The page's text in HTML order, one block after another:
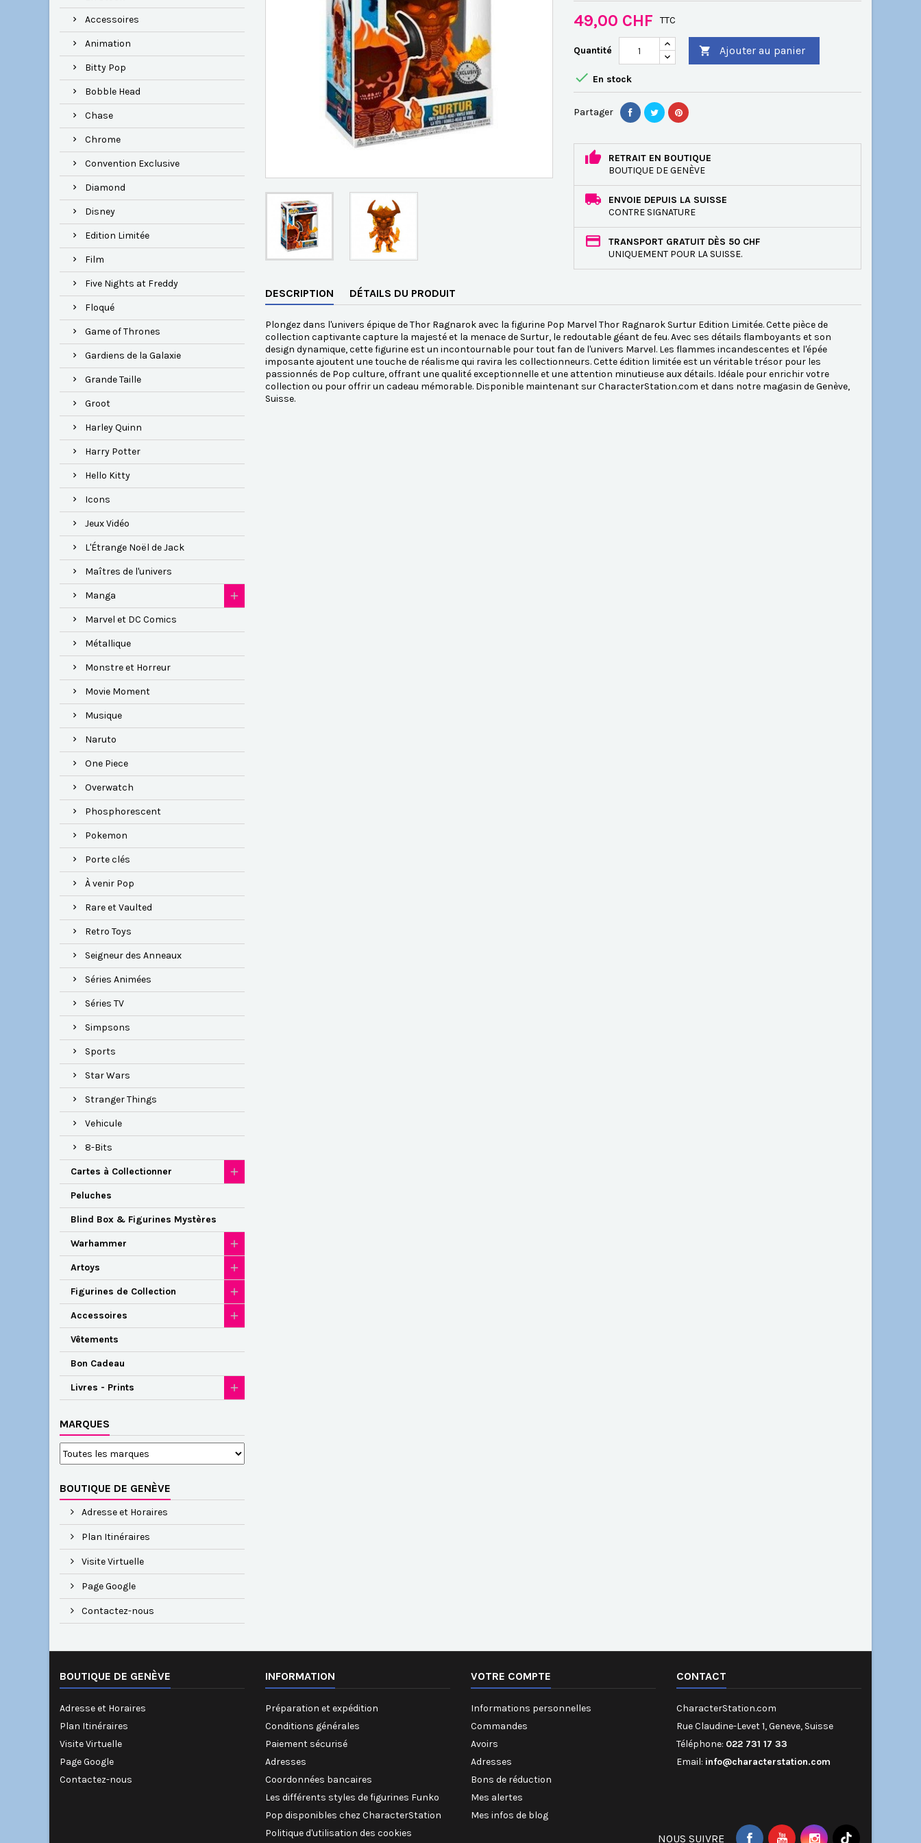
Accessoires
Animation
Bitty Pop
Bobble Head
Chase
Chrome
Convention Exclusive
Diamond
Disney
Edition Limitée
Film
Five Nights at Freddy
Floqué
Game of Thrones
Gardiens de la Galaxie
Grande Taille
Groot
Harley Quinn
Harry Potter
Hello Kitty
Icons
Jeux Vidéo
L'Étrange Noël de Jack
Maîtres de l'univers
Manga
Marvel et DC Comics
Métallique
Monstre et Horreur
Movie Moment
Musique
Naruto
One Piece
Overwatch
Phosphorescent
Pokemon
Porte clés
À venir Pop
Rare et Vaulted
Retro Toys
Seigneur des Anneaux
Séries Animées
Séries TV
Simpsons
Sports
Star Wars
Stranger Things
Vehicule
8-Bits
Cartes à Collectionner
Peluches
Blind Box & Figurines Mystères
Warhammer
Artoys
Figurines de Collection
Accessoires
Vêtements
Bon Cadeau
Livres - Prints
MARQUES
BOUTIQUE DE GENÈVE
Adresse et Horaires
Plan Itinéraires
Visite Virtuelle
Page Google
Contactez-nous
49,00 CHF TTC
Quantité  Ajouter au panier
 En stock
Partager
RETRAIT EN BOUTIQUE
BOUTIQUE DE GENÈVE
ENVOIE DEPUIS LA SUISSE
CONTRE SIGNATURE
TRANSPORT GRATUIT DÈS 50 CHF
UNIQUEMENT POUR LA SUISSE.
DESCRIPTION DÉTAILS DU PRODUIT
Plongez dans l'univers épique de Thor Ragnarok avec la figurine Pop Marvel Thor Ragnarok Surtur Edition Limitée. Cette pièce de
collection captivante capture la majesté et la menace de Surtur, le redoutable géant de feu. Avec ses détails flamboyants et son
design dynamique, cette figurine est un incontournable pour tout fan de l'univers Marvel. Les flammes incandescentes et l'épée
imposante ajoutent une touche de réalisme qui ravira les collectionneurs. Cette édition limitée est un véritable trésor pour les
passionnés de Pop culture, offrant une qualité exceptionnelle et une attention minutieuse aux détails. Idéale pour enrichir votre
collection ou pour offrir un cadeau mémorable. Disponible maintenant sur CharacterStation.com et dans notre magasin de Genève,
Suisse.
BOUTIQUE DE GENÈVE
Adresse et Horaires
Plan Itinéraires
Visite Virtuelle
Page Google
Contactez-nous
INFORMATION
Préparation et expédition
Conditions générales
Paiement sécurisé
Adresses
Coordonnées bancaires
Les différents styles de figurines Funko
Pop disponibles chez CharacterStation
Politique d'utilisation des cookies
VOTRE COMPTE
Informations personnelles
Commandes
Avoirs
Adresses
Bons de réduction
Mes alertes
Mes infos de blog
CONTACT
CharacterStation.com
Rue Claudine-Levet 1, Geneve, Suisse
Téléphone: 022 731 17 33
Email: info@characterstation.com
NOUS SUIVRE